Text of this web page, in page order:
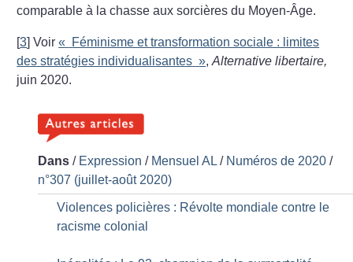
comparable à la chasse aux sorcières du Moyen-Âge.
[3]Voir«
Féminisme et transformation sociale : limites
des stratégies individualisantes »,Alternative libertaire,
juin 2020.
Dans / Expression / Mensuel AL / Numéros de 2020 /
n°307 (juillet-août 2020)
Violences policières : Révolte mondiale contre le
racisme colonial